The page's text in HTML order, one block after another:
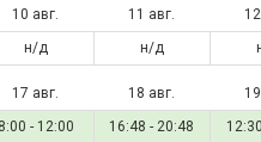
10 авг.
11 авг.
н/д
н/д
17 авг. 18 авг.
8:00 - 12:00
16:48 - 20:48